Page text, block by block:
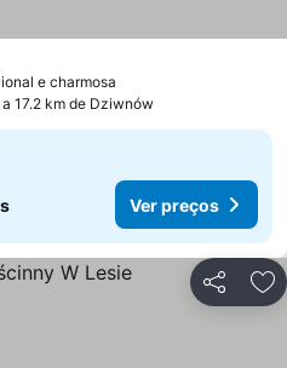
e charmosa
a 17.2 km de Dziwnów
Ver preços
Partilhar